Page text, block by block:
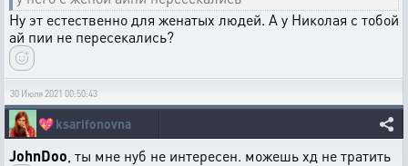
Ну эт естественно для женатых людей. А у Николая с тобой
ай пии не пересекались?
30 Июля 2021 00:50:43
💖ksarifonovna
JohnDoo , ты мне нуб не интересен. можешь хд не тратить